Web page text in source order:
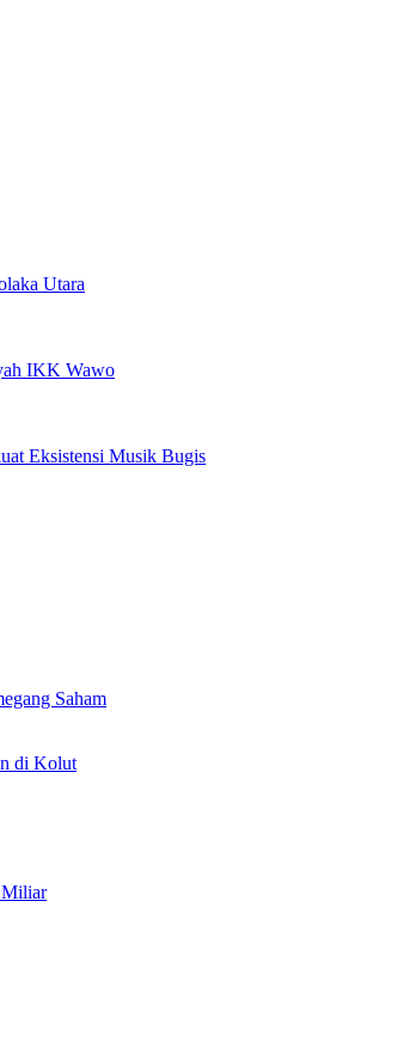
Utara
IKK Wawo
Eksistensi Musik Bugis
Saham
di Kolut
Miliar